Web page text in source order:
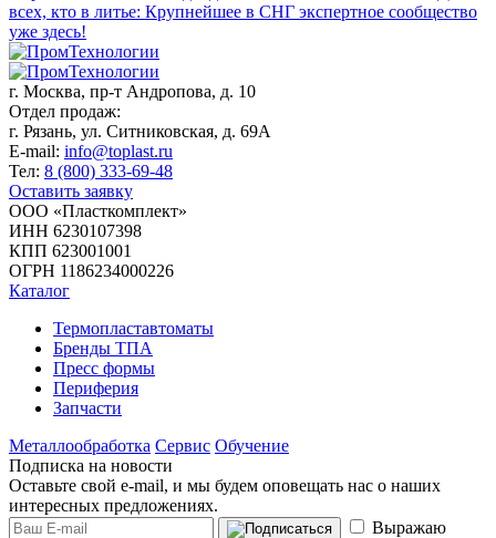
всех, кто в литье: Крупнейшее в СНГ экспертное сообщество
уже здесь!
г. Москва, пр-т Андропова, д. 10
Отдел продаж:
г. Рязань, ул. Ситниковская, д. 69А
E-mail: info@toplast.ru
Тел: 8 (800) 333-69-48
Оставить заявку
ООО «Пласткомплект»
ИНН 6230107398
КПП 623001001
ОГРН 1186234000226
Каталог
Термопластавтоматы
Бренды ТПА
Пресс формы
Периферия
Запчасти
Металлообработка Сервис Обучение
Подписка на новости
Оставьте свой e-mail, и мы будем оповещать нас о наших
интересных предложениях.
Выражаю